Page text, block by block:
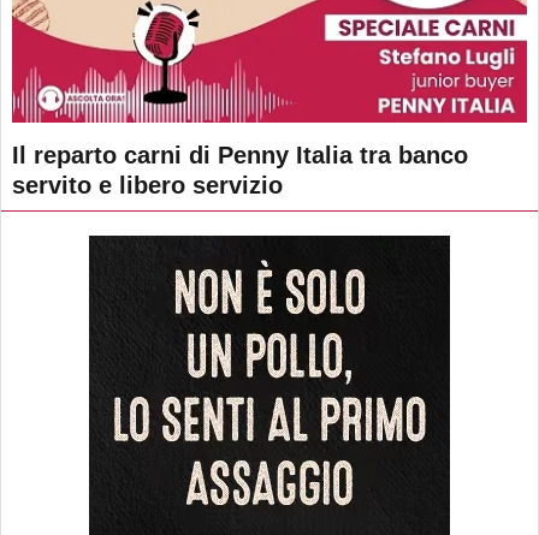
Il reparto carni di Penny Italia tra banco
servito e libero servizio